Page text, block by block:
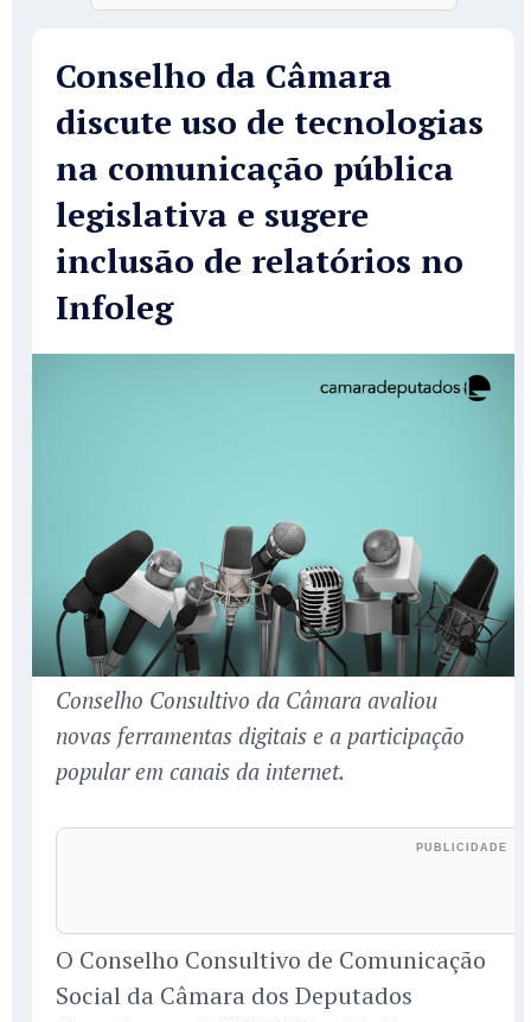
Conselho da Câmara
discute uso de tecnologias
na comunicação pública
legislativa e sugere
inclusão de relatórios no
Infoleg
Conselho Consultivo da Câmara avaliou
novas ferramentas digitais e a participação
popular em canais da internet.
O Conselho Consultivo de Comunicação
Social da Câmara dos Deputados